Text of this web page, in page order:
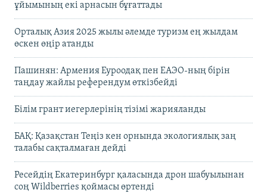
ұйымының екі арнасын бұғаттады
Орталық Азия 2025 жылы әлемде туризм ең жылдам
өскен өңір атанды
Пашинян: Армения Еуроодақ пен ЕАЭО-ның бірін
таңдау жайлы референдум өткізбейді
Білім грант иегерлерінің тізімі жарияланды
БАҚ: Қазақстан Теңіз кен орнында экологиялық заң
талабы сақталмаған дейді
Ресейдің Екатеринбург қаласында дрон шабуылынан
соң Wildberries қоймасы өртенді